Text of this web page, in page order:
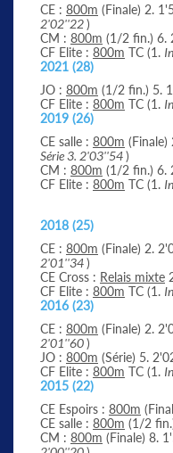
CE : 800m (Finale) 2.
2'02''22)
CM : 800m (1/2 fin.) 6.
CF Elite : 800m TC (1.
2021 (28)
JO : 800m (1/2 fin.) 5.
CF Elite : 800m TC (1.
2019 (26)
CE salle : 800m (Finale)
Série 3. 2'03''54)
CM : 800m (1/2 fin.) 6.
CF Elite : 800m TC (1.
2018 (25)
CE : 800m (Finale) 2.
2'01''34)
CE Cross : Relais mixte
CF Elite : 800m TC (1.
2016 (23)
CE : 800m (Finale) 2.
2'01''60)
JO : 800m (Série) 5.
CF Elite : 800m TC (1.
2015 (22)
CE Espoirs : 800m
CE salle : 800m (1/2
CM : 800m (Finale) 8.